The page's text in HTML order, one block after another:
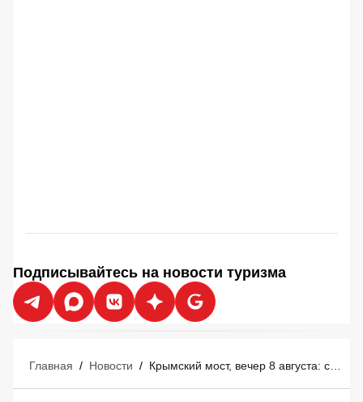
Подписывайтесь на новости туризма
Главная / Новости /